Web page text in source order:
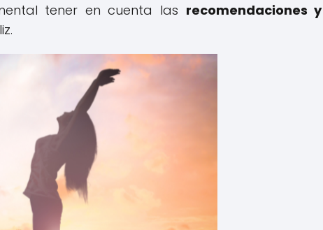
tener en cuenta las recomendaciones y